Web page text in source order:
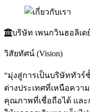
บริษัท เพนกวินฮอลิเด
วิสัยทัศน์ (Vision)
“มุ่งสู่การเป็นบริษัททัว
ต่างประเทศที่เหนือควา
คุณภาพที่เชื่อถือได้ และ